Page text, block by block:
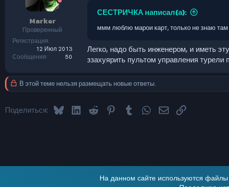
Marker
Проверенный
Регистрация
12 Июл 2013
Сообщения
50
СЕСТРИЧКА написал(а):
ммм люблю марои карт, только не знаю там
Легко, надо быть инженером, и иметь
ззахуярить пультом управления турели
В этой теме нельзя размещать новые ответы.
Поделиться: BlueskyLinkedInReddit PinterestTumblrWhatsAppЭлектронная почта
Ссылка
На данном сайте используются файлы